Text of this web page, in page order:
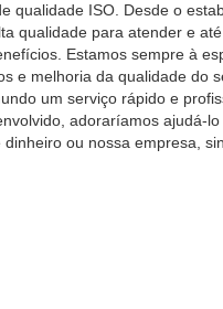
qualidade ISO. Desde o
qualidade para atender e
Estamos sempre à
e melhoria da qualidade do
um serviço rápido e
adoraríamos ajudá-
ou nossa empresa,